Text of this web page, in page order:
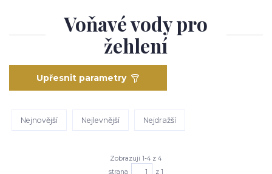
Voňavé vody pro
žehlení
Upřesnit parametry
Nejnovější Nejlevnější Nejdražší
Zobrazuji 1-4 z 4
strana
z 1